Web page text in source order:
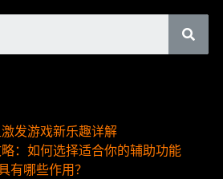
发游戏新乐趣详解
：如何选择适合你的辅助功能
有哪些作用？